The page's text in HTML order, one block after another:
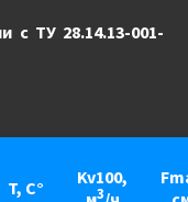
с ТУ 28.14.13-001-
T, С°
Kv100,
3